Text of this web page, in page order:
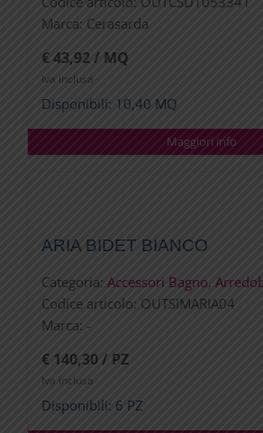
Marca: Cerasarda
€ 43,92 / MQ
Iva inclusa
Disponibili: 10,40 MQ
Maggiori info
ARIA BIDET BIANCO
Categoria: Accessori Bagno,
Codice articolo: OUTSIMARIA04
Marca: -
€ 140,30 / PZ
Iva inclusa
Disponibili: 6 PZ